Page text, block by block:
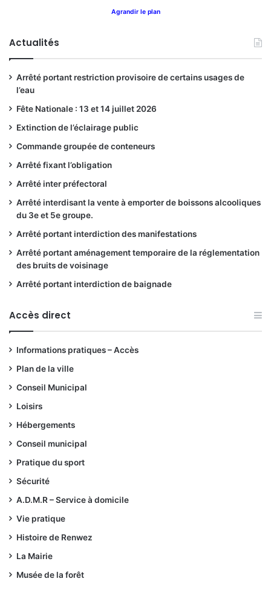
Agrandir le plan
Actualités
Arrêté portant restriction provisoire de certains usages de
l’eau
Fête Nationale : 13 et 14 juillet 2026
Extinction de l’éclairage public
Commande groupée de conteneurs
Arrêté fixant l’obligation
Arrêté inter préfectoral
Arrêté interdisant la vente à emporter de boissons alcooliques
du 3e et 5e groupe.
Arrêté portant interdiction des manifestations
Arrêté portant aménagement temporaire de la réglementation
des bruits de voisinage
Arrêté portant interdiction de baignade
Accès direct
Informations pratiques – Accès
Plan de la ville
Conseil Municipal
Loisirs
Hébergements
Conseil municipal
Pratique du sport
Sécurité
A.D.M.R – Service à domicile
Vie pratique
Histoire de Renwez
La Mairie
Musée de la forêt